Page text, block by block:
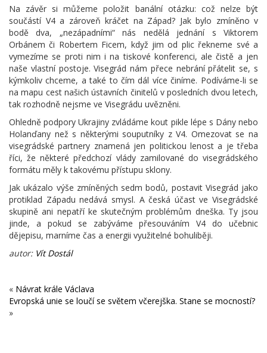
Na závěr si můžeme položit banální otázku: což nelze být
součástí V4 a zároveň kráčet na Západ? Jak bylo zmíněno v
bodě dva, „nezápadními“ nás nedělá jednání s Viktorem
Orbánem či Robertem Ficem, když jim od plic řekneme své a
vymezíme se proti nim i na tiskové konferenci, ale čistě a jen
naše vlastní postoje. Visegrád nám přece nebrání přátelit se, s
kýmkoliv chceme, a také to čím dál více činíme. Podíváme-li se
na mapu cest našich ústavních činitelů v posledních dvou letech,
tak rozhodně nejsme ve Visegrádu uvězněni.
Ohledně podpory Ukrajiny zvládáme kout pikle lépe s Dány nebo
Holanďany než s některými souputníky z V4. Omezovat se na
visegrádské partnery znamená jen politickou lenost a je třeba
říci, že některé předchozí vlády zamilované do visegrádského
formátu měly k takovému přístupu sklony.
Jak ukázalo výše zmíněných sedm bodů, postavit Visegrád jako
protiklad Západu nedává smysl. A česká účast ve Visegrádské
skupině ani nepatří ke skutečným problémům dneška. Ty jsou
jinde, a pokud se zabýváme přesouváním V4 do učebnic
dějepisu, marníme čas a energii využitelné bohuliběji.
autor: Vít Dostál
« Návrat krále Václava
Evropská unie se loučí se světem včerejška. Stane se mocností?
»